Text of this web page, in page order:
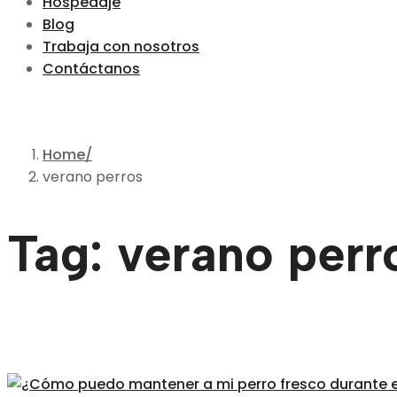
Blog
Trabaja con nosotros
Contáctanos
Home
verano perros
Tag: verano